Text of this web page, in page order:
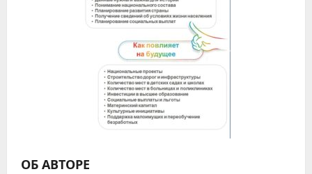
ОБ АВТОРЕ